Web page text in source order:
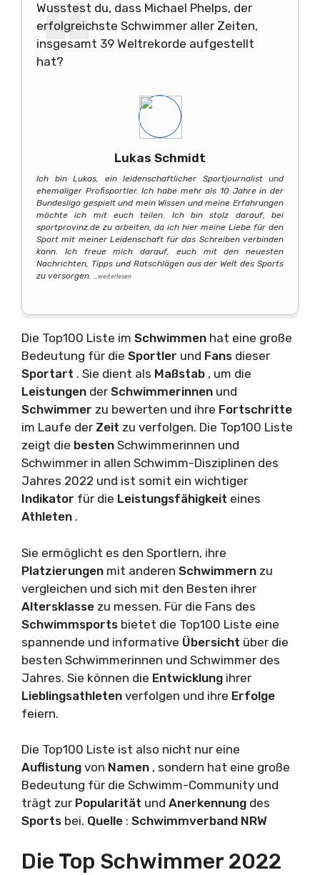
Wusstest du, dass Michael Phelps, der
erfolgreichste Schwimmer aller Zeiten,
insgesamt 39 Weltrekorde aufgestellt
hat?
Lukas Schmidt
Ich bin Lukas, ein leidenschaftlicher Sportjournalist und
ehemaliger Profisportler. Ich habe mehr als 10 Jahre in der
Bundesliga gespielt und mein Wissen und meine Erfahrungen
möchte ich mit euch teilen. Ich bin stolz darauf, bei
sportprovinz.de zu arbeiten, da ich hier meine Liebe für den
Sport mit meiner Leidenschaft für das Schreiben verbinden
kann. Ich freue mich darauf, euch mit den neuesten
Nachrichten, Tipps und Ratschlägen aus der Welt des Sports
zu versorgen.
…weiterlesen
Die Top100 Liste im Schwimmen hat eine große
Bedeutung für die Sportler und Fans dieser
Sportart . Sie dient als Maßstab , um die
Leistungen der Schwimmerinnen und
Schwimmer zu bewerten und ihre Fortschritte
im Laufe der Zeit zu verfolgen. Die Top100 Liste
zeigt die besten Schwimmerinnen und
Schwimmer in allen Schwimm-Disziplinen des
Jahres 2022 und ist somit ein wichtiger
Indikator für die Leistungsfähigkeit eines
Athleten .
Sie ermöglicht es den Sportlern, ihre
Platzierungen mit anderen Schwimmern zu
vergleichen und sich mit den Besten ihrer
Altersklasse zu messen. Für die Fans des
Schwimmsports bietet die Top100 Liste eine
spannende und informative Übersicht über die
besten Schwimmerinnen und Schwimmer des
Jahres. Sie können die Entwicklung ihrer
Lieblingsathleten verfolgen und ihre Erfolge
feiern.
Die Top100 Liste ist also nicht nur eine
Auflistung von Namen , sondern hat eine große
Bedeutung für die Schwimm-Community und
trägt zur Popularität und Anerkennung des
Sports bei. Quelle : Schwimmverband NRW
Die Top Schwimmer 2022